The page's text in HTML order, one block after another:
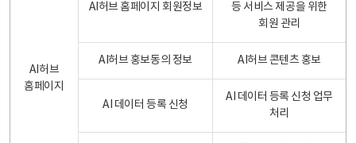
AI허브
홈페이지
AI허브 홈페이지 회원정보
등 서비스 제공을 위한
회원 관리
AI허브 홍보동의 정보 AI허브 콘텐츠 홍보
AI 데이터 등록 신청
AI 데이터 등록 신청 업무
처리